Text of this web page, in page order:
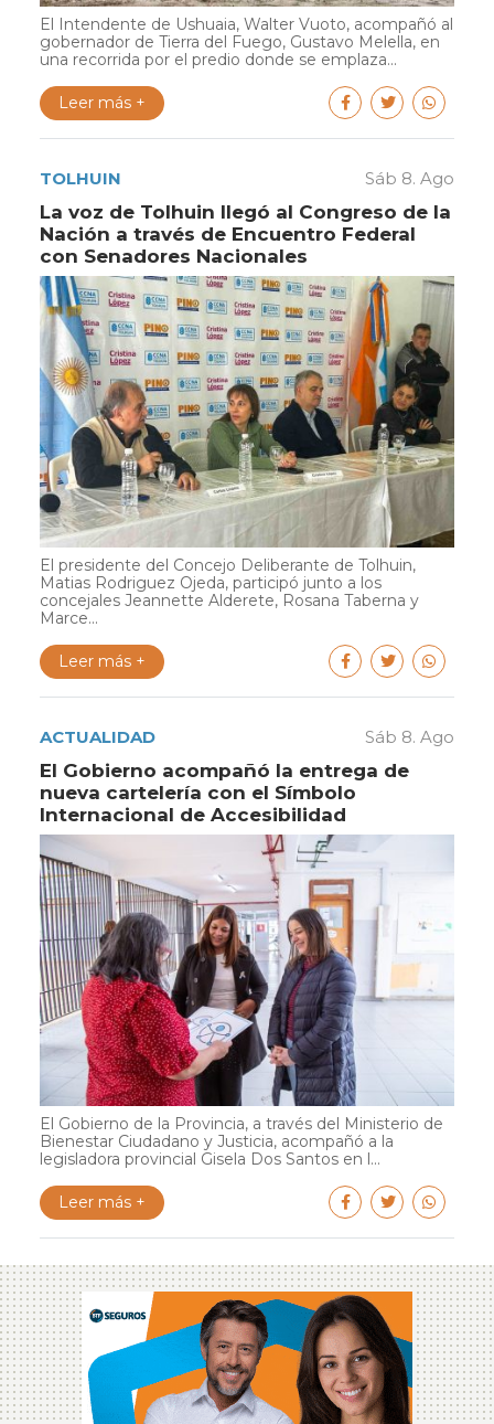
El Intendente de Ushuaia, Walter Vuoto, acompañó al
gobernador de Tierra del Fuego, Gustavo Melella, en
una recorrida por el predio donde se emplaza...
Leer más +
TOLHUIN Sáb 8. Ago
La voz de Tolhuin llegó al Congreso de la
Nación a través de Encuentro Federal
con Senadores Nacionales
El presidente del Concejo Deliberante de Tolhuin,
Matias Rodriguez Ojeda, participó junto a los
concejales Jeannette Alderete, Rosana Taberna y
Marce...
Leer más +
ACTUALIDAD Sáb 8. Ago
El Gobierno acompañó la entrega de
nueva cartelería con el Símbolo
Internacional de Accesibilidad
El Gobierno de la Provincia, a través del Ministerio de
Bienestar Ciudadano y Justicia, acompañó a la
legisladora provincial Gisela Dos Santos en l...
Leer más +